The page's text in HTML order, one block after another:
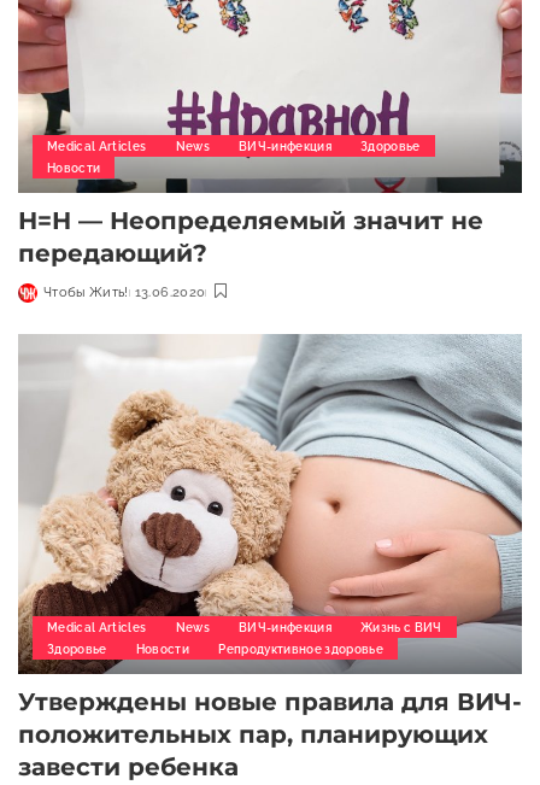
Medical Articles News ВИЧ-инфекция
Здоровье
Новости
Н=Н — Неопределяемый значит не
передающий?
Чтобы Жить! 13.06.2020
Medical Articles News ВИЧ-инфекция
Жизнь с ВИЧ
Здоровье
Новости Репродуктивное здоровье
Утверждены новые правила для ВИЧ-
положительных пар, планирующих
завести ребенка